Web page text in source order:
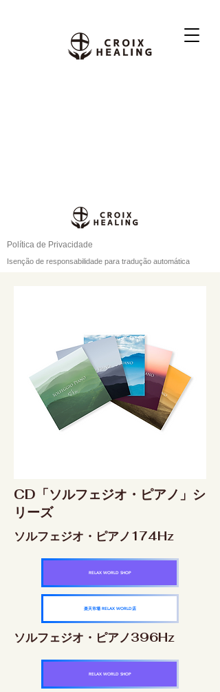
Política de Privacidade
Isenção de responsabilidade para tradução automática
CD「ソルフェジオ・ピアノ」シ
リーズ
ソルフェジオ・ピアノ174Hz
RELAX WORLD SHOP
楽天市場 RELAX WORLD店
ソルフェジオ・ピアノ396Hz
RELAX WORLD SHOP